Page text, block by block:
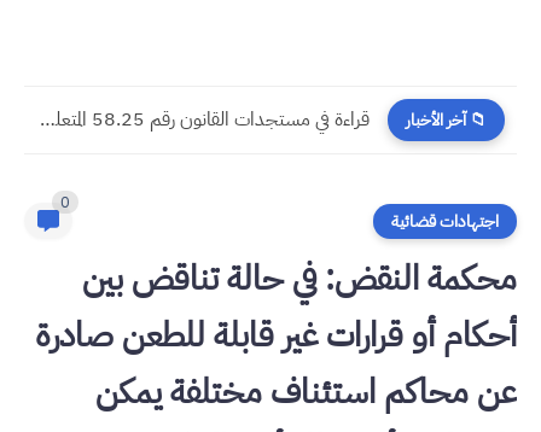
📁 آخر الأخبار ​قراءة في مستجدات القانون رقم 58.25 المتعلق بالمسطرة المدنية
اجتهادات قضائية
0
محكمة النقض: في حالة تناقض بين
أحكام أو قرارات غير قابلة للطعن صادرة
عن محاكم استئناف مختلفة يمكن